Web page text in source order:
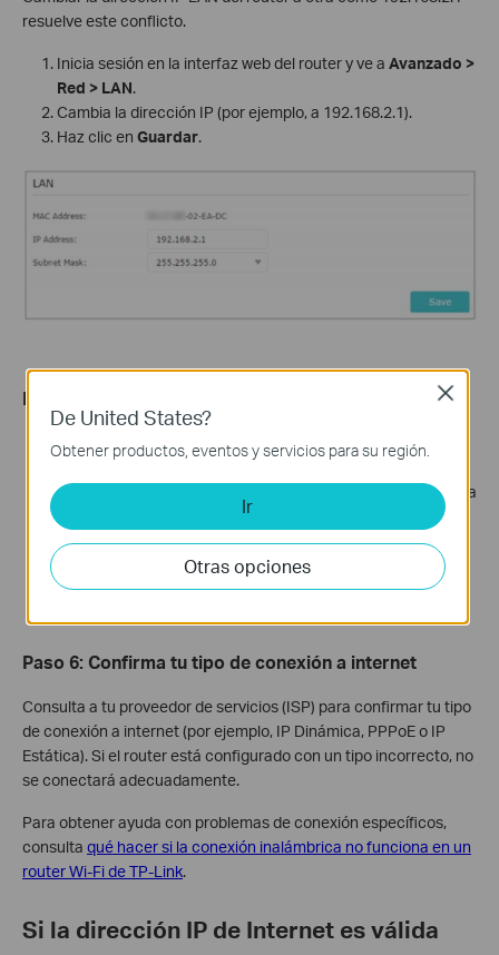
resuelve este conflicto.
Inicia sesión en la interfaz web del router y ve a Avanzado >
Red > LAN.
Cambia la dirección IP (por ejemplo, a 192.168.2.1).
Haz clic en Guardar.
Paso 5: Reinicia el módem y el router
Apaga tanto el módem como el router. Déjalos apagados
Enciende primero el router y espera unos dos minutos hasta
que el indicador de encendido se quede fijo.
Enciende el módem y espera unos dos minutos hasta que
sus luces estén fijas.
Espera uno o dos minutos más y comprueba si ya hay
Paso 6: Confirma tu tipo de conexión a internet
Consulta a tu proveedor de servicios (ISP) para confirmar tu tipo
de conexión a internet (por ejemplo, IP Dinámica, PPPoE o IP
Estática). Si el router está configurado con un tipo incorrecto, no
se conectará adecuadamente.
Para obtener ayuda con problemas de conexión específicos,
consulta qué hacer si la conexión inalámbrica no funciona en un
router Wi-Fi de TP-Link.
Si la dirección IP de Internet es válida
De United States?
Obtener productos, eventos y servicios para su región.
Ir
Otras opciones
Close